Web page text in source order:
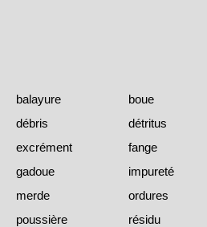
balayure
boue
débris
détritus
excrément
fange
gadoue
impureté
merde
ordures
poussière
résidu